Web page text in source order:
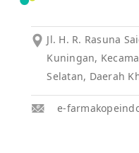
Jl. H. R. Rasuna
Kuningan,
Selatan, Daerah
e-